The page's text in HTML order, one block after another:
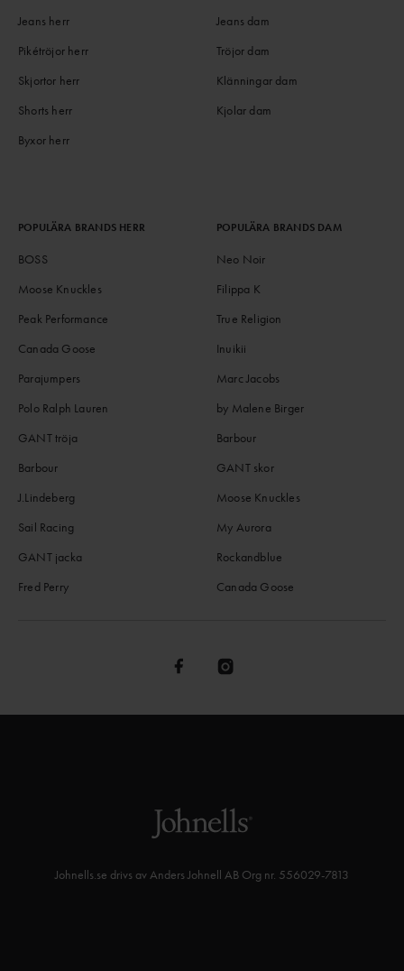
Jeans herr
Pikétröjor herr
Skjortor herr
Shorts herr
Byxor herr
Jeans dam
Tröjor dam
Klänningar dam
Kjolar dam
POPULÄRA BRANDS HERR
BOSS
Moose Knuckles
Peak Performance
Canada Goose
Parajumpers
Polo Ralph Lauren
GANT tröja
Barbour
J.Lindeberg
Sail Racing
GANT jacka
Fred Perry
POPULÄRA BRANDS DAM
Neo Noir
Filippa K
True Religion
Inuikii
Marc Jacobs
by Malene Birger
Barbour
GANT skor
Moose Knuckles
My Aurora
Rockandblue
Canada Goose
Johnells.se drivs av Anders Johnell AB Org nr. 556029-7813